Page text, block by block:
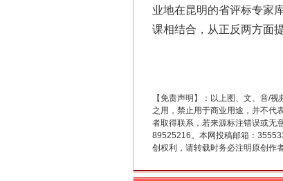
业地在昆明的省评标专家
课相结合，从正反两方面
【免责声明】：以上图、文、音/
之用，禁止用于商业用途，并不代
者取得联系，若来源标注错误或无
89525216。本网投稿邮箱：
创权利，请转载时务必注明原创作
在谋一域中谋全局